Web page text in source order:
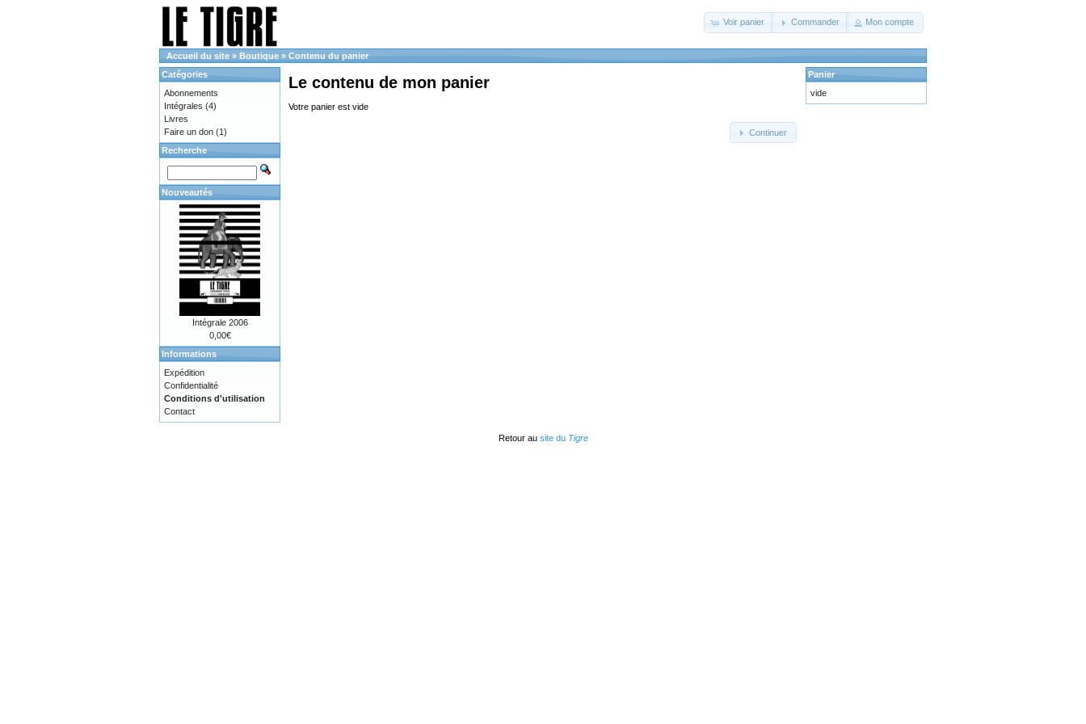
Voir panier Commander Mon compte
Accueil du site » Boutique » Contenu du panier
Le contenu de mon panier
Votre panier est vide
Continuer
Catégories
Abonnements
Intégrales (4)
Livres
Faire un don (1)
Recherche
Nouveautés
Intégrale 2006
0,00€
Informations
Expédition
Confidentialité
Conditions d'utilisation
Contact
Panier
vide
Retour au site du Tigre